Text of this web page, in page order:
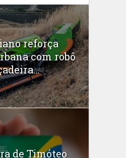
reforça
com robô
de Timóteo